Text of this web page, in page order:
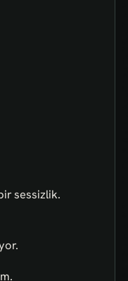
sessizlik.